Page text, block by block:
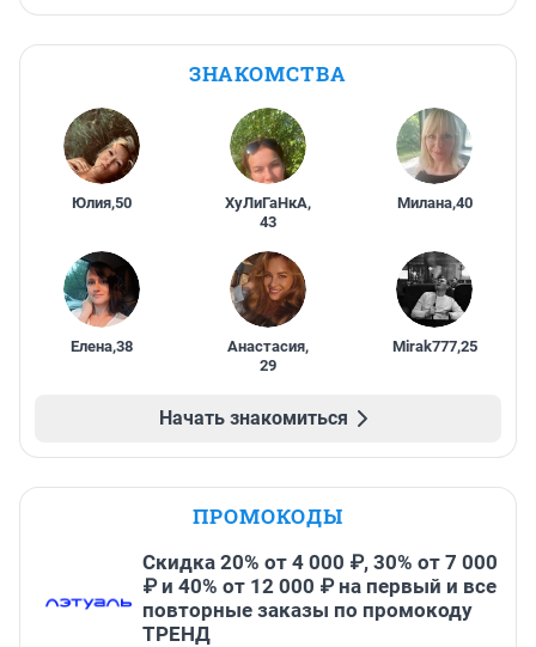
ЗНАКОМСТВА
Юлия,50 ХуЛиГаНкА,
43
Милана,40
Елена,38 Анастасия,
29
Mirak777,25
Начать знакомиться
ПРОМОКОДЫ
Скидка 20% от 4 000 ₽, 30% от 7 000
₽ и 40% от 12 000 ₽ на первый и все
повторные заказы по промокоду
ТРЕНД